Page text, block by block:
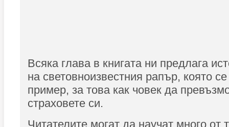
Всяка глава в книгата ни предлага
на световноизвестния рапър, която
пример, за това как човек да
страховете си.
Читателите могат да научат много